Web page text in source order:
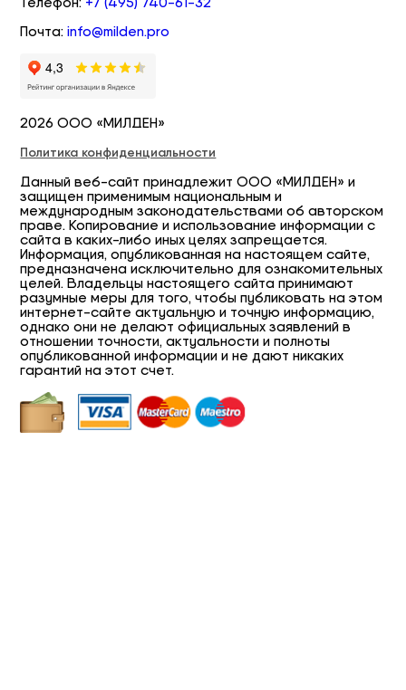
Почта:info@milden.pro
2026 ООО «МИЛДЕН»
Политика конфиденциальности
Данный веб-сайт принадлежит ООО «МИЛДЕН» и
защищен применимым национальным и
международным законодательствами об авторском
праве. Копирование и использование информации с
сайта в каких-либо иных целях запрещается.
Информация, опубликованная на настоящем сайте,
предназначена исключительно для ознакомительных
целей. Владельцы настоящего сайта принимают
разумные меры для того, чтобы публиковать на этом
интернет-сайте актуальную и точную информацию,
однако они не делают официальных заявлений в
отношении точности, актуальности и полноты
опубликованной информации и не дают никаких
гарантий на этот счет.